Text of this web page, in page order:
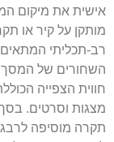
אישית את מיקום
רב-תכליתי המתאים
חווית הצפייה
מצגות וסרטים.
תקרה מוסיפה